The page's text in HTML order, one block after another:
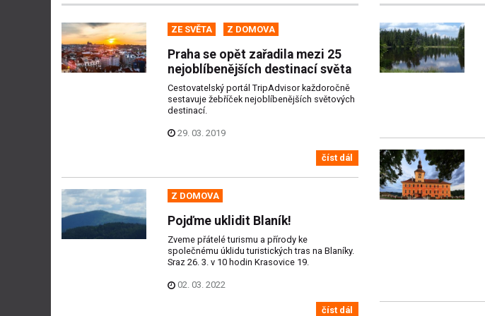
ZE SVĚTA Z DOMOVA
Praha se opět zařadila mezi 25
nejoblíbenějších destinací světa
Cestovatelský portál TripAdvisor každoročně
sestavuje žebříček nejoblíbenějších světových
destinací.
29. 03. 2019
číst dál
Z DOMOVA
Pojďme uklidit Blaník!
Zveme přátelé turismu a přírody ke
společnému úklidu turistických tras na Blaníky.
Sraz 26. 3. v 10 hodin Krasovice 19.
02. 03. 2022
číst dál